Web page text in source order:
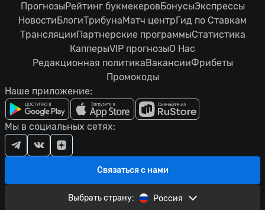
ПрогнозыРейтинг букмекеровБонусыЭкспрессы
НовостиБлогиТрибунаМатч центрГид по Ставкам
ТрансляцииПартнерские программыСтатистика
КапперыVIP прогнозыО Нас
Редакционная политикаВакансииФрибеты
Промокоды
Наше приложение:
Связаться с нами
Мы в социальных сетях:
Выбрать страну: Россия